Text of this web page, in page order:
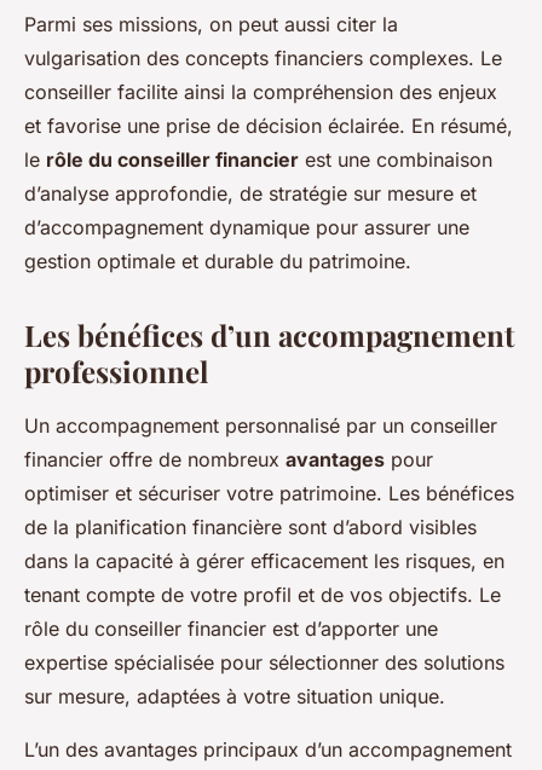
Parmi ses missions, on peut aussi citer la
vulgarisation des concepts financiers complexes. Le
conseiller facilite ainsi la compréhension des enjeux
et favorise une prise de décision éclairée. En résumé,
le rôle du conseiller financier est une combinaison
d’analyse approfondie, de stratégie sur mesure et
d’accompagnement dynamique pour assurer une
gestion optimale et durable du patrimoine.
Les bénéfices d’un accompagnement
professionnel
Un accompagnement personnalisé par un conseiller
financier offre de nombreux avantages pour
optimiser et sécuriser votre patrimoine. Les bénéfices
de la planification financière sont d’abord visibles
dans la capacité à gérer efficacement les risques, en
tenant compte de votre profil et de vos objectifs. Le
rôle du conseiller financier est d’apporter une
expertise spécialisée pour sélectionner des solutions
sur mesure, adaptées à votre situation unique.
L’un des avantages principaux d’un accompagnement